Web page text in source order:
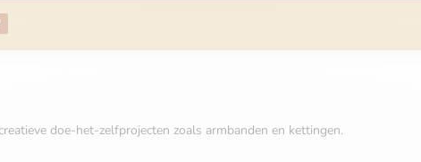
doe-het-zelfprojecten zoals armbanden en kettingen.